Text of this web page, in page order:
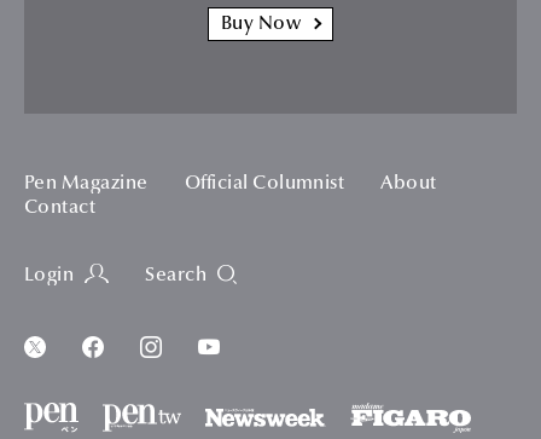
Buy Now
Pen Magazine Official Columnist
About
Contact
Login Search